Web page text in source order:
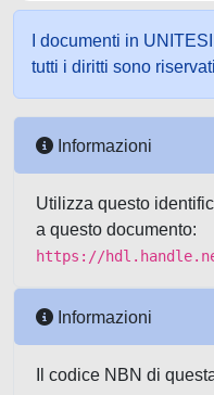
I documenti in
tutti i diritti sono
Informazioni
Utilizza questo
a questo documento:
https://
Informazioni
Il codice NBN di